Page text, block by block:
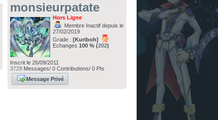
monsieurpatate
Hors Ligne
Membre Inactif depuis le
27/02/2019
Grade : [Kuriboh]
Echanges 100 % (202)
Inscrit le 26/09/2011
3729Messages/ 0 Contributions/ 0 Pts
Message Privé